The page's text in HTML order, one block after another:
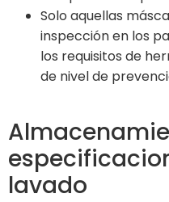
Solo aquellas
inspección en los
los requisitos de
de nivel de
lavado